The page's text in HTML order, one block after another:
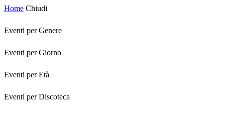
Home Chiudi
Eventi per Genere
Eventi per Giorno
Eventi per Età
Eventi per Discoteca